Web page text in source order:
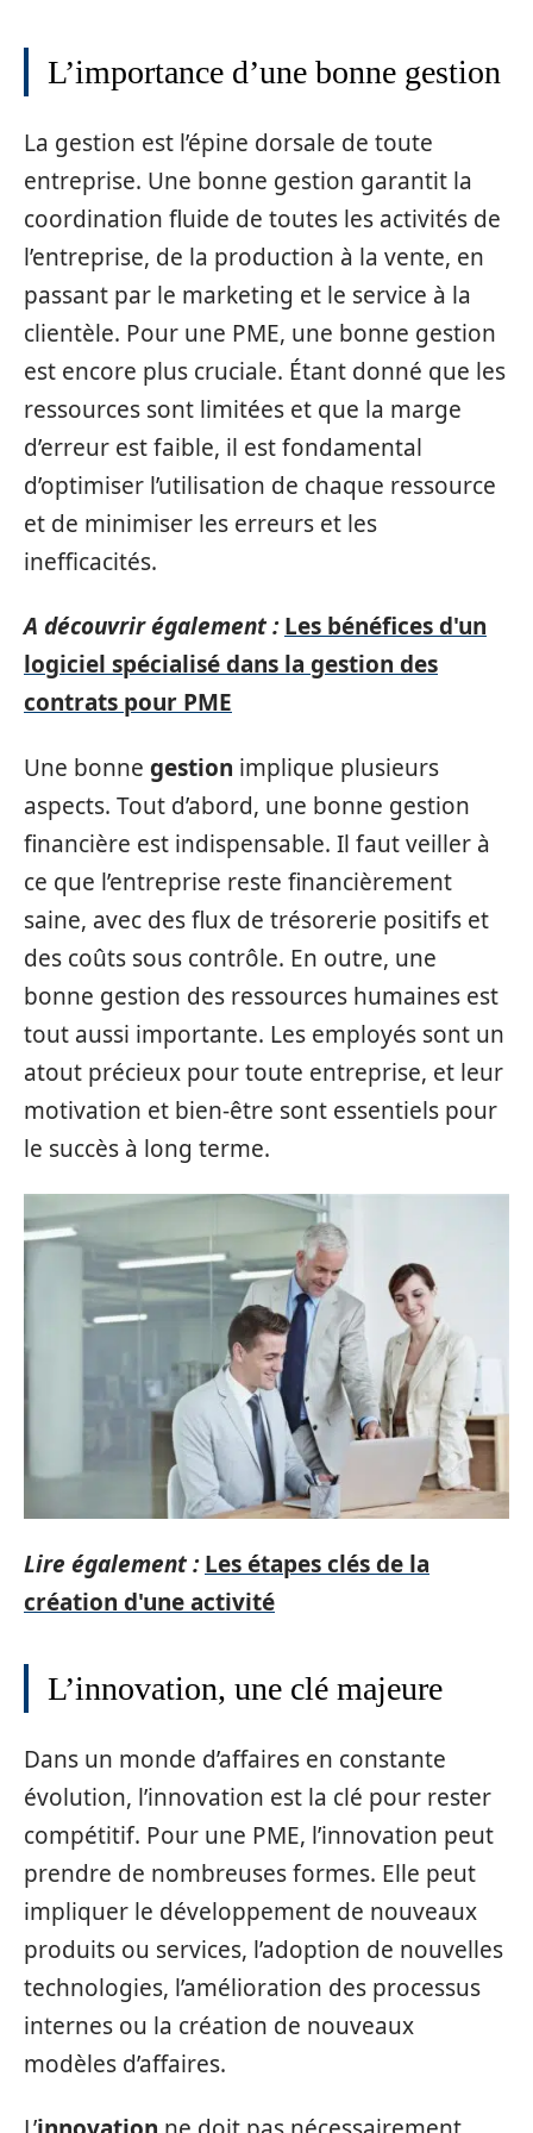
L’importance d’une bonne gestion
La gestion est l’épine dorsale de toute
entreprise. Une bonne gestion garantit la
coordination fluide de toutes les activités de
l’entreprise, de la production à la vente, en
passant par le marketing et le service à la
clientèle. Pour une PME, une bonne gestion
est encore plus cruciale. Étant donné que les
ressources sont limitées et que la marge
d’erreur est faible, il est fondamental
d’optimiser l’utilisation de chaque ressource
et de minimiser les erreurs et les
inefficacités.
A découvrir également : Les bénéfices d'un
logiciel spécialisé dans la gestion des
contrats pour PME
Une bonne gestion implique plusieurs
aspects. Tout d’abord, une bonne gestion
financière est indispensable. Il faut veiller à
ce que l’entreprise reste financièrement
saine, avec des flux de trésorerie positifs et
des coûts sous contrôle. En outre, une
bonne gestion des ressources humaines est
tout aussi importante. Les employés sont un
atout précieux pour toute entreprise, et leur
motivation et bien-être sont essentiels pour
le succès à long terme.
Lire également : Les étapes clés de la
création d'une activité
L’innovation, une clé majeure
Dans un monde d’affaires en constante
évolution, l’innovation est la clé pour rester
compétitif. Pour une PME, l’innovation peut
prendre de nombreuses formes. Elle peut
impliquer le développement de nouveaux
produits ou services, l’adoption de nouvelles
technologies, l’amélioration des processus
internes ou la création de nouveaux
modèles d’affaires.